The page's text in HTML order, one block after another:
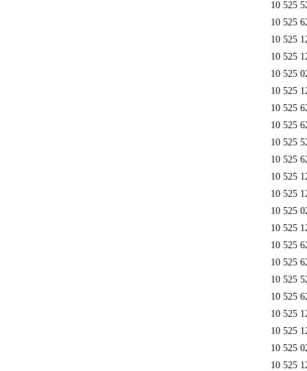
10 525
10 525
10 525
10 525
10 525
10 525
10 525
10 525
10 525
10 525
10 525
10 525
10 525
10 525
10 525
10 525
10 525
10 525
10 525
10 525
10 525
10 525